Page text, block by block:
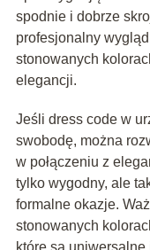
spodnie i dobrze
profesjonalny
stonowanych
elegancji.
Jeśli dress code w
swobodę, można
w połączeniu z
tylko wygodny, ale
formalne okazje.
stonowanych